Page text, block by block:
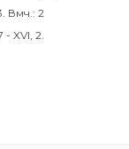
Вмч.: 2
- XVI, 2.